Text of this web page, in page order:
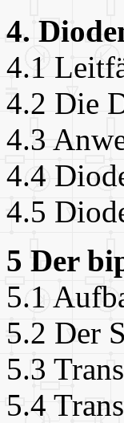
4.
4.1
4.2 Die
4.3
4.4
4.5
5 Der
5.1
5.2 Der
5.3
5.4